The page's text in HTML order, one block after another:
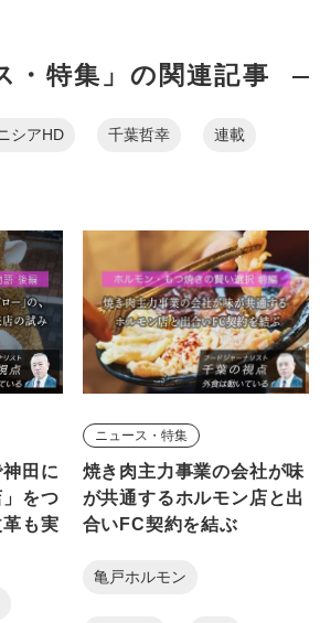
・特集」の関連記事
シアHD 千葉哲幸 連載
神田に
をつ
革も実
ニュース・特集
焼き肉主力事業の会社が味
が共通するホルモン店と出
合いFC契約を結ぶ
亀戸ホルモン